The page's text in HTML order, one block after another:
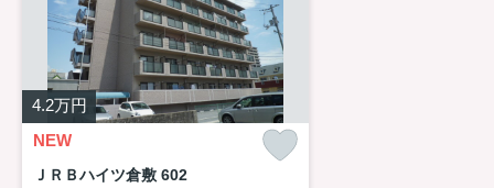
4.2万円
NEW
ＪＲＢハイツ倉敷 602